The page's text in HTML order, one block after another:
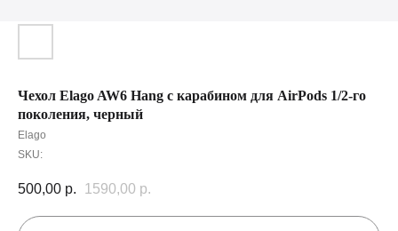
Чехол Elago AW6 Hang с карабином для AirPods 1/2-го
поколения, черный
Elago
SKU:
500,00 р. 1590,00 р.